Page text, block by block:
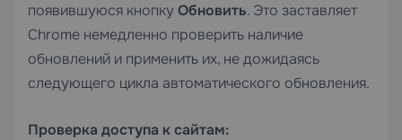
появившуюся кнопку Обновить. Это заставляет
Chrome немедленно проверить наличие
обновлений и применить их, не дожидаясь
следующего цикла автоматического обновления.
Проверка доступа к сайтам: